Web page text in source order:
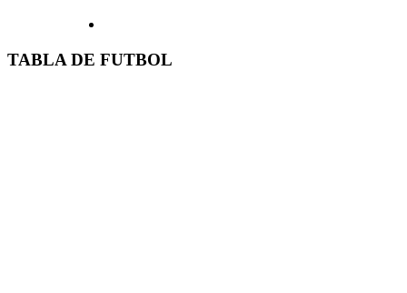
TABLA DE FUTBOL